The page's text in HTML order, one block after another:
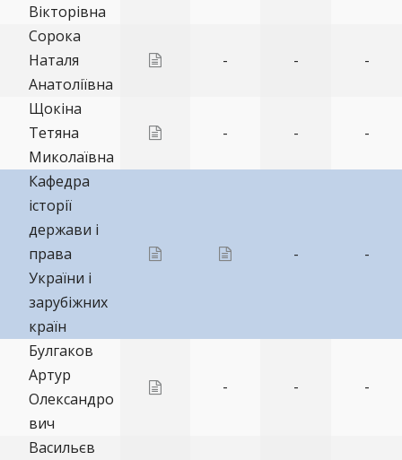
Вікторівна
Сорока
Наталя
Анатоліївна
- - -
Щокіна
Тетяна
Миколаївна
- - -
Кафедра
історії
держави і
права
України і
зарубіжних
країн
- -
Булгаков
Артур
Олександро
вич
- - -
Васильєв